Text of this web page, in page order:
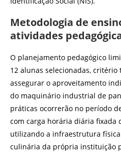
Metodologia de
atividades
O planejamento pedagógico
12 alunas selecionadas, critério
assegurar o aproveitamento
do maquinário industrial de
práticas ocorrerão no período
com carga horária diária fixada
utilizando a infraestrutura
culinária da própria instituição